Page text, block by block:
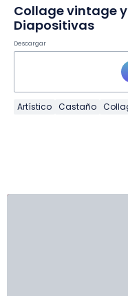
Collage vintage
Diapositivas
Descargar
Artístico Castaño